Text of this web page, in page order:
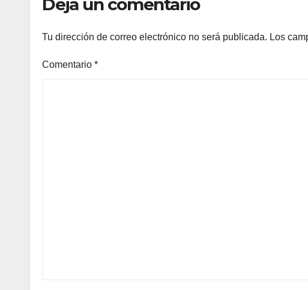
Tu dirección de correo electrónico no será publicada. Los
Comentario *